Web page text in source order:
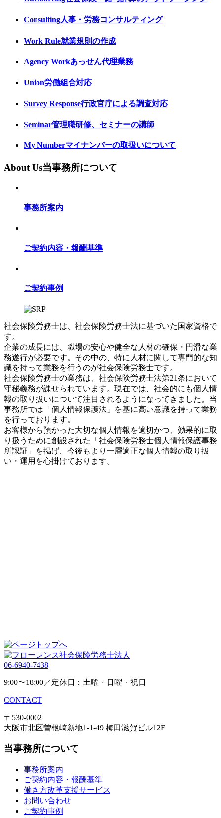
Consulting人事・労務コンサルティング
Work Rule就業規則の作成
Agency Workあっせん代理業務
Union労働組合対応
Survey Response行政官庁による調査対応
Seminar管理職研修、セミナーの講師
My Numberマイナンバーの取扱いについて
About Us当事務所について
事務所案内
ご契約内容・報酬基準
ご契約事例
社会保険労務士は、社会保険労務士法に基づいた国家資格で
す。
企業の成長には、職場の安心や健全な人材の確保・円滑な業
務遂行が必要です。その中の、特に人材に関して専門的な知
識を持って業務を行うのが社会保険労務士です。
社会保険労務士の業務は、社会保険労務士法第21条において
守秘義務が課せられています。現在では、社会的にも個人情
報の取り扱いについて注目されるようになってきました。当
事務所では「個人情報保護法」を基に高い意識を持って業務
を行っております。
お客様から預かった大切な個人情報を適切かつ、効果的に取
り扱うために創設された「社会保険労務士個人情報保護事務
所認証」を掲げ、今後もより一層適正な個人情報の取り扱
い・運用を心掛けております。
06-6940-7438
9:00〜18:00／定休日：土曜・日曜・祝日
CONTACT
〒530-0002
大阪市北区曽根崎新地1-1-49 梅田滋賀ビル12F
当事務所について
事務所案内
ご契約内容・報酬基準
働き方改革支援サービス
お問い合わせ
ご契約事例